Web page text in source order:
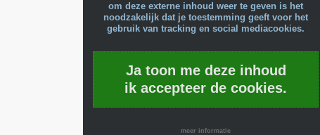
om deze externe inhoud weer te geven is het
noodzakelijk dat je toestemming geeft voor het
gebruik van tracking en social mediacookies.
Ja toon me deze inhoud
ik accepteer de cookies.
meer informatie